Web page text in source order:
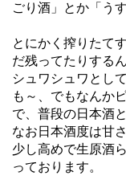
ごり酒」とか「う
とにかく搾りたて
だ残ってたりする
シュワシュワとし
も～、でもなんか
で、普段の日本酒
なお日本酒度は甘
少し高めで生原酒
っております。